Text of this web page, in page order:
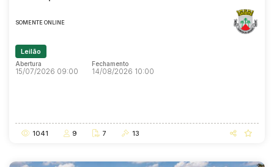
SOMENTE ONLINE
Leilão
Abertura
15/07/2026 09:00
Fechamento
14/08/2026 10:00
1041 9 7 13